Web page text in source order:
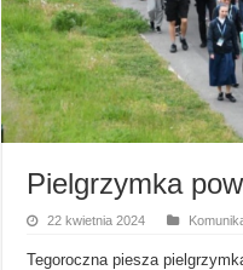
Pielgrzymka
22 kwietnia 2024
Tegoroczna piesza